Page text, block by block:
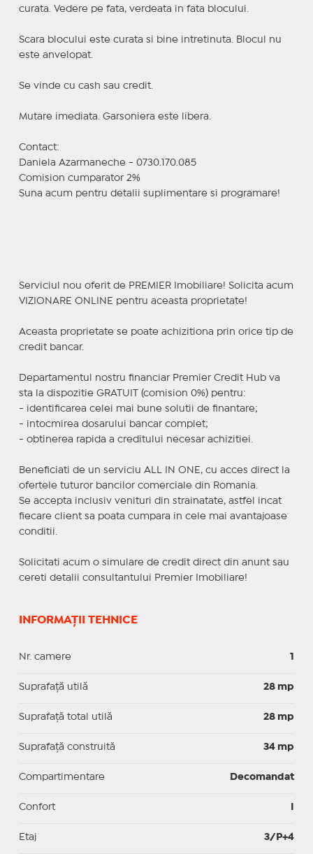
curata. Vedere pe fata, verdeata in fata blocului.
Scara blocului este curata si bine intretinuta. Blocul nu
este anvelopat.
Se vinde cu cash sau credit.
Mutare imediata. Garsoniera este libera.
Contact:
Daniela Azarmaneche - 0730.170.085
Comision cumparator 2%
Suna acum pentru detalii suplimentare si programare!
Serviciul nou oferit de PREMIER Imobiliare! Solicita acum
VIZIONARE ONLINE pentru aceasta proprietate!
Aceasta proprietate se poate achizitiona prin orice tip de
credit bancar.
Departamentul nostru financiar Premier Credit Hub va
sta la dispozitie GRATUIT (comision 0%) pentru:
- identificarea celei mai bune solutii de finantare;
- intocmirea dosarului bancar complet;
- obtinerea rapida a creditului necesar achizitiei.
Beneficiati de un serviciu ALL IN ONE, cu acces direct la
ofertele tuturor bancilor comerciale din Romania.
Se accepta inclusiv venituri din strainatate, astfel incat
fiecare client sa poata cumpara in cele mai avantajoase
conditii.
Solicitati acum o simulare de credit direct din anunt sau
cereti detalii consultantului Premier Imobiliare!
INFORMAȚII TEHNICE
Nr. camere 1
Suprafaţă utilă 28 mp
Suprafaţă total utilă 28 mp
Suprafaţă construită 34 mp
Compartimentare Decomandat
Confort
Etaj 3/P+4